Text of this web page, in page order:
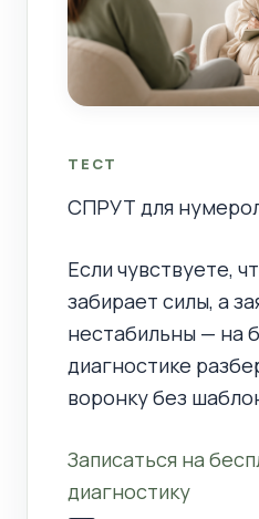
ТЕСТ
СПРУТ для
Если чувствуете,
забирает силы, а
нестабильны — на
диагностике
воронку без
Записаться на
диагностику